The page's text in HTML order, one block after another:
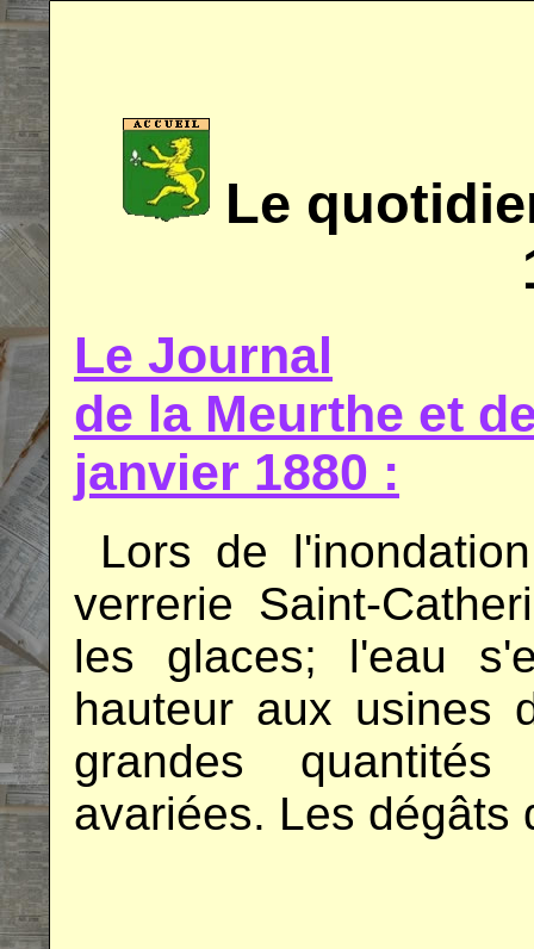
Le
Le Journal
de la Meurthe et
janvier 1880 :
Lors de
verrerie Saint-
les glaces; l'eau
hauteur aux usines
grandes
avariées. Les dégâts